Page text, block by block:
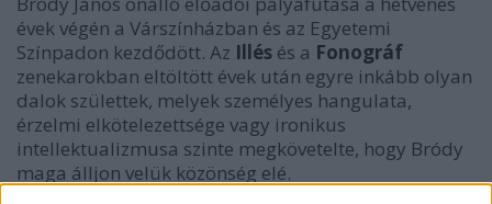
évek végén a Várszínházban és az Egyetemi
Színpadon kezdődött. Az Illés és a Fonográf
zenekarokban eltöltött évek után egyre inkább olyan
dalok születtek, melyek személyes hangulata,
érzelmi elkötelezettsége vagy ironikus
intellektualizmusa szinte megkövetelte, hogy Bródy
maga álljon velük közönség elé.